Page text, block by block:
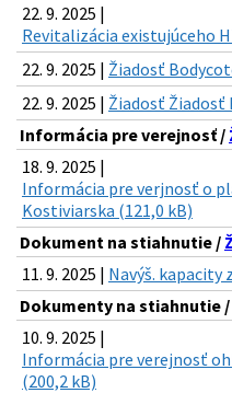
22. 9. 2025 |
Revitalizácia existujúceho
22. 9. 2025 | Žiadosť
22. 9. 2025 | Žiadosť Žiadosť
Informácia pre verejnosť /
18. 9. 2025 |
Informácia pre verjnosť o
Kostiviarska (121,0 kB)
Dokument na stiahnutie /
11. 9. 2025 | Navýš. kapacity
Dokumenty na stiahnutie /
10. 9. 2025 |
Informácia pre verejnosť
(200,2 kB)